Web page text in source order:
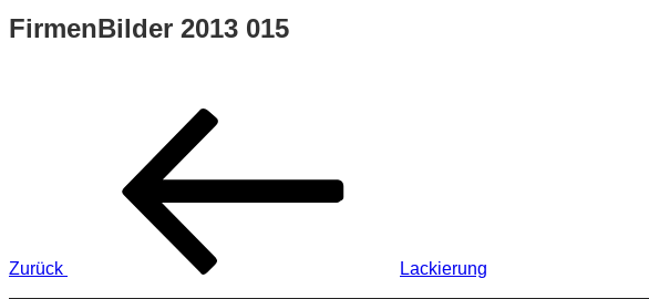
FirmenBilder 2013 015
Beitragsnavigation
Zurück Lackierung